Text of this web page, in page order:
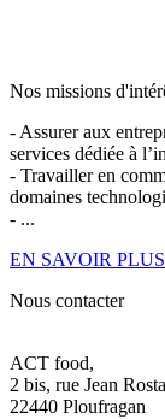
Nos missions
- Assurer aux
services dédiée à
- Travailler en
domaines
- ...
EN SAVOIR PLUS
Nous contacter
ACT food,
2 bis, rue Jean
22440 Ploufragan